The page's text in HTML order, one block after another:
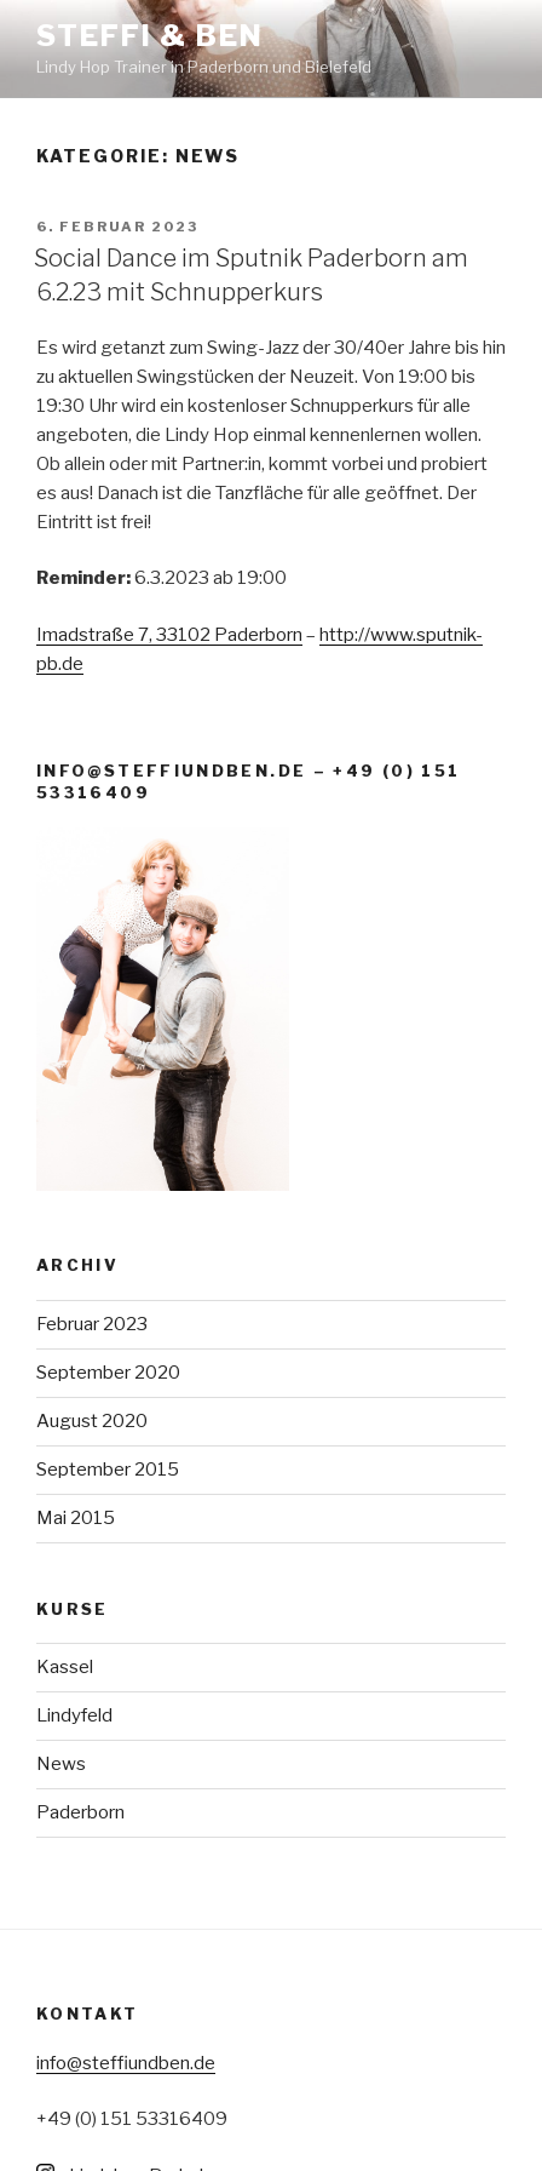
Inhalt
springen
STEFFI & BEN
Lindy Hop Trainer in Paderborn und Bielefeld
KATEGORIE: NEWS
VERÖFFENTLICHT
AM
6. FEBRUAR 2023
Social Dance im Sputnik Paderborn am
6.2.23 mit Schnupperkurs
Es wird getanzt zum Swing-Jazz der 30/40er Jahre bis hin
zu aktuellen Swingstücken der Neuzeit. Von 19:00 bis
19:30 Uhr wird ein kostenloser Schnupperkurs für alle
angeboten, die Lindy Hop einmal kennenlernen wollen.
Ob allein oder mit Partner:in, kommt vorbei und probiert
es aus! Danach ist die Tanzfläche für alle geöffnet. Der
Eintritt ist frei!
Reminder:6.3.2023 ab 19:00
Imadstraße 7, 33102 Paderborn – http://www.sputnik-
pb.de
INFO@STEFFIUNDBEN.DE – +49 (0) 151
53316409
ARCHIV
Februar 2023
September 2020
August 2020
September 2015
Mai 2015
KURSE
Kassel
Lindyfeld
News
Paderborn
KONTAKT
info@steffiundben.de
+49 (0) 151 53316409